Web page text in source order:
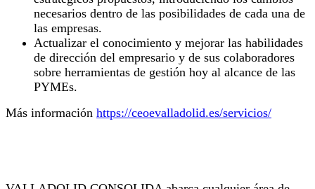
necesarios dentro de las posibilidades de cada una de
las empresas.
Actualizar el conocimiento y mejorar las habilidades
de dirección del empresario y de sus colaboradores
sobre herramientas de gestión hoy al alcance de las
PYMEs.
Más información https://ceoevalladolid.es/servicios/